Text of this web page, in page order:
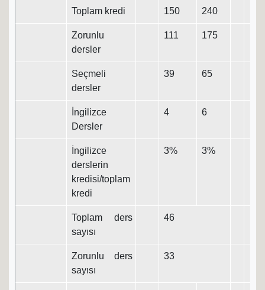
Toplam kredi 150 240
Zorunlu
dersler
111 175
Seçmeli
dersler
39 65
İngilizce
Dersler
4 6
İngilizce
derslerin
kredisi/toplam
kredi
3% 3%
Toplam ders
sayısı
46
Zorunlu ders
sayısı
33